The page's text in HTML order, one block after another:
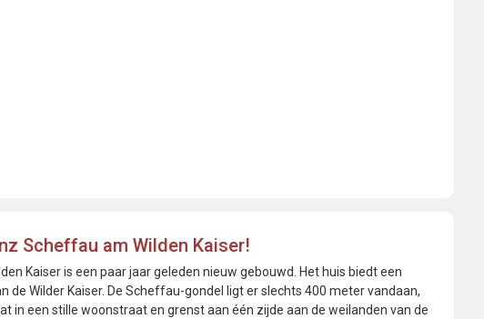
Scheffau am Wilden Kaiser!
Kaiser is een paar jaar geleden nieuw gebouwd. Het huis biedt een
de Wilder Kaiser. De Scheffau-gondel ligt er slechts 400 meter vandaan,
in een stille woonstraat en grenst aan één zijde aan de weilanden van de